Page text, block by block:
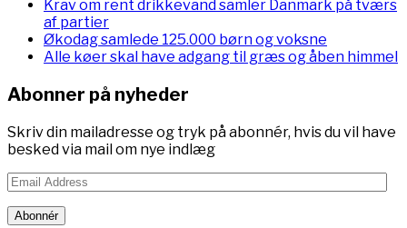
Krav om rent drikkevand samler Danmark på tværs
af partier
Økodag samlede 125.000 børn og voksne
Alle køer skal have adgang til græs og åben himmel
Abonner på nyheder
Skriv din mailadresse og tryk på abonnér, hvis du vil have
besked via mail om nye indlæg
Email
Address
Abonnér